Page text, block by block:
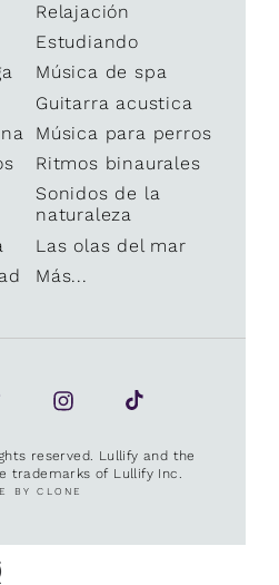
Relajación
Estudiando
Música de spa
Guitarra acustica
Música para perros
Ritmos binaurales
Sonidos de la
naturaleza
Las olas del mar
Más...
reserved. Lullify and the
trademarks of Lullify Inc.
BY CLONE